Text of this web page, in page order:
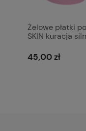
Żelowe płatki
SKIN kuracja
45,00 zł